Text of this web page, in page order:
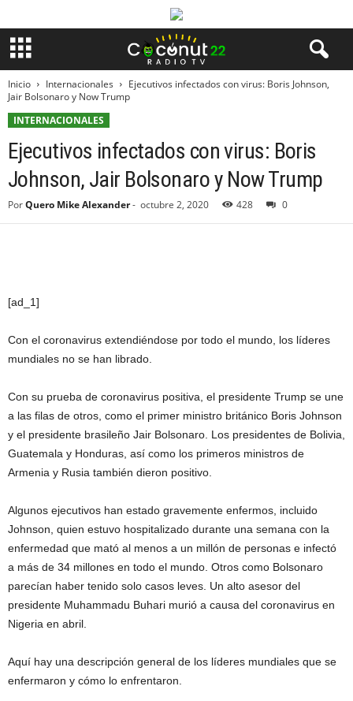
Inicio Internacionales
Ejecutivos infectados con virus: Boris Johnson,
Jair Bolsonaro y Now Trump
INTERNACIONALES
Ejecutivos infectados con virus: Boris
Johnson, Jair Bolsonaro y Now Trump
PorQuero Mike Alexander- octubre 2, 2020 428 0
[ad_1]
Con el coronavirus extendiéndose por todo el mundo, los líderes
mundiales no se han librado.
Con su prueba de coronavirus positiva, el presidente Trump se une
a las filas de otros, como el primer ministro británico Boris Johnson
y el presidente brasileño Jair Bolsonaro. Los presidentes de Bolivia,
Guatemala y Honduras, así como los primeros ministros de
Armenia y Rusia también dieron positivo.
Algunos ejecutivos han estado gravemente enfermos, incluido
Johnson, quien estuvo hospitalizado durante una semana con la
enfermedad que mató al menos a un millón de personas e infectó
a más de 34 millones en todo el mundo. Otros como Bolsonaro
parecían haber tenido solo casos leves. Un alto asesor del
presidente Muhammadu Buhari murió a causa del coronavirus en
Nigeria en abril.
Aquí hay una descripción general de los líderes mundiales que se
enfermaron y cómo lo enfrentaron.